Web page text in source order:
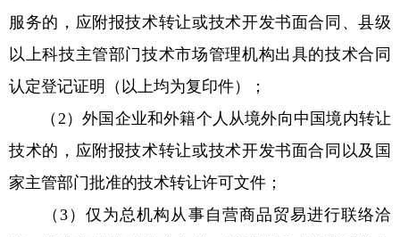
服务的，应附报技术转让或技术开发书面合同、县级
以上科技主管部门技术市场管理机构出具的技术合同
认定登记证明（以上均为复印件）；
（2）外国企业和外籍个人从境外向中国境内转让
技术的，应附报技术转让或技术开发书面合同以及国
家主管部门批准的技术转让许可文件；
（3）仅为总机构从事自营商品贸易进行联络洽